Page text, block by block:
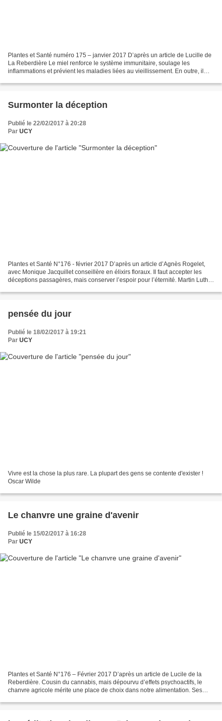
Plantes et Santé numéro 175 – janvier 2017 D’après un article de Lucille de
La Reberdière Le miel renforce le système immunitaire, soulage les
inflammations et prévient les maladies liées au vieillissement. En outre, il
Surmonter la déception
Publié le 22/02/2017 à 20:28
Par UCY
Plantes et Santé N°176 - février 2017 D’après un article d’Agnès Rogelet,
avec Monique Jacquillet conseillère en élixirs floraux. Il faut accepter les
déceptions passagères, mais conserver l’espoir pour l’éternité. Martin Luther
pensée du jour
Publié le 18/02/2017 à 19:21
Par UCY
Vivre est la chose la plus rare. La plupart des gens se contente d'exister !
Oscar Wilde
Le chanvre une graine d'avenir
Publié le 15/02/2017 à 16:28
Par UCY
Plantes et Santé N°176 – Février 2017 D’après un article de Lucile de la
Reberdière. Cousin du cannabis, mais dépourvu d’effets psychoactifs, le
chanvre agricole mérite une place de choix dans notre alimentation. Ses